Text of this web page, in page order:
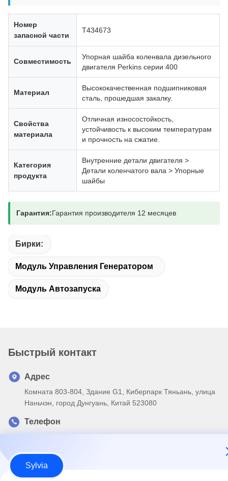
Номер
запасной части
Т434673
Совместимость
Упорная шайба коленвала дизельного
двигателя Perkins серии 400
Материал
Высококачественная подшипниковая
сталь, прошедшая закалку.
Свойства
материала
Отличная износостойкость,
устойчивость к высоким температурам
и прочность на сжатие.
Категория
продукта
Внутренние детали двигателя >
Детали коленчатого вала > Упорные
шайбы
Гарантия:Гарантия производителя 12 месяцев
Бирки:
Модуль Управления Генератором
Модуль Автозапуска
Быстрый контакт
Адрес
Комната 803-804, Здание G1, Киберпарк Тяньань, улица
Наньчэн, город Дунгуань, Китай 523080
Телефон
Электронная почта
MARTIN@WESPCGROUP.COM
Sylvia